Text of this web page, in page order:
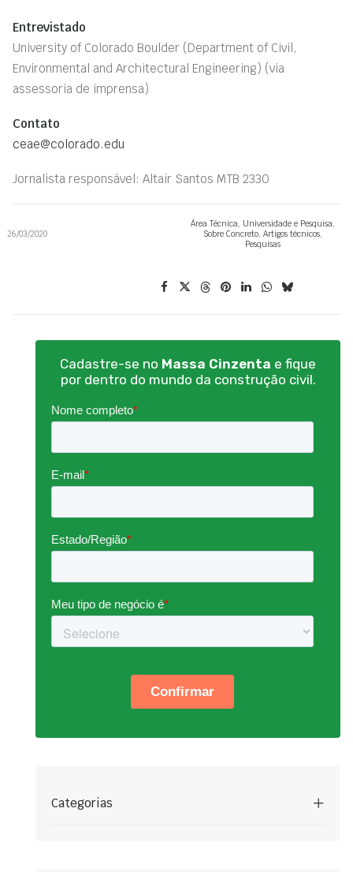
Entrevistado
University of Colorado Boulder (Department of Civil,
Environmental and Architectural Engineering) (via
assessoria de imprensa)
Contato
ceae@colorado.edu
Jornalista responsável: Altair Santos MTB 2330
26/03/2020
Área Técnica, Universidade e Pesquisa,
Sobre Concreto, Artigos técnicos,
Pesquisas
Cadastre-se no Massa Cinzenta e fique
por dentro do mundo da construção civil.
Categorias